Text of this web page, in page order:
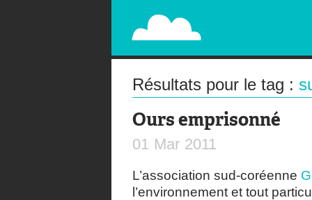
PAPERPLANE
STREET, AMBIENT, GUÉRILLA MARKETING
Résultats pour le tag :
Ours emprisonné
01 Mar 2011
L’association sud-coréenne
l’environnement et tout